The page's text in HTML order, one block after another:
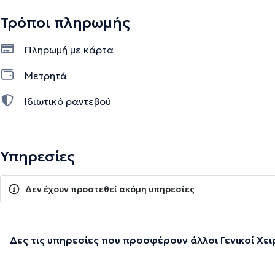
Τρόποι πληρωμής
Πληρωμή με κάρτα
Μετρητά
Ιδιωτικό ραντεβού
Υπηρεσίες
Δεν έχουν προστεθεί ακόμη υπηρεσίες
Δες τις υπηρεσίες που προσφέρουν άλλοι Γενικοί